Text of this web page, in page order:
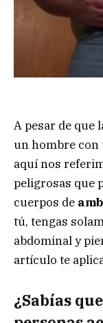
A pesar de que
un hombre con
aquí nos
peligrosas que
cuerpos de
tú, tengas
abdominal y
artículo te
¿Sabías